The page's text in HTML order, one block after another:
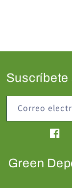
Suscríbete
Correo
Green